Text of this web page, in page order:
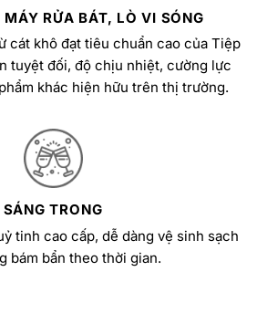
RỬA BÁT, LÒ VI SÓNG
cát khô đạt tiêu chuẩn cao của Tiệp
tuyệt đối, độ chịu nhiệt, cường lực
khác hiện hữu trên thị trường.
SÁNG TRONG
tinh cao cấp, dễ dàng vệ sinh sạch
bám bẩn theo thời gian.